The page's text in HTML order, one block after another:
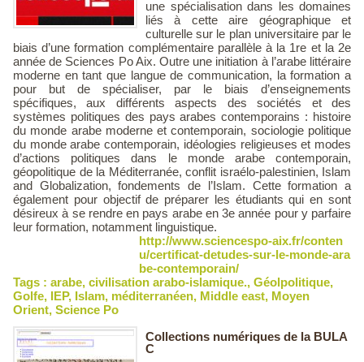
une spécialisation dans les domaines
liés à cette aire géographique et
culturelle sur le plan universitaire par le
biais d’une formation complémentaire parallèle à la 1re et la 2e
année de Sciences Po Aix. Outre une initiation à l’arabe littéraire
moderne en tant que langue de communication, la formation a
pour but de spécialiser, par le biais d’enseignements
spécifiques, aux différents aspects des sociétés et des
systèmes politiques des pays arabes contemporains : histoire
du monde arabe moderne et contemporain, sociologie politique
du monde arabe contemporain, idéologies religieuses et modes
d’actions politiques dans le monde arabe contemporain,
géopolitique de la Méditerranée, conflit israélo-palestinien, Islam
and Globalization, fondements de l’Islam. Cette formation a
également pour objectif de préparer les étudiants qui en sont
désireux à se rendre en pays arabe en 3e année pour y parfaire
leur formation, notamment linguistique.
http://www.sciencespo-aix.fr/conten
u/certificat-detudes-sur-le-monde-ara
be-contemporain/
Tags : arabe, civilisation arabo-islamique., Géolpolitique,
Golfe, IEP, Islam, méditerranéen, Middle east, Moyen
Orient, Science Po
Collections numériques de la BULA
C